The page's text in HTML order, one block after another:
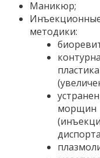
Маникюр;
методики:
пластика
морщин